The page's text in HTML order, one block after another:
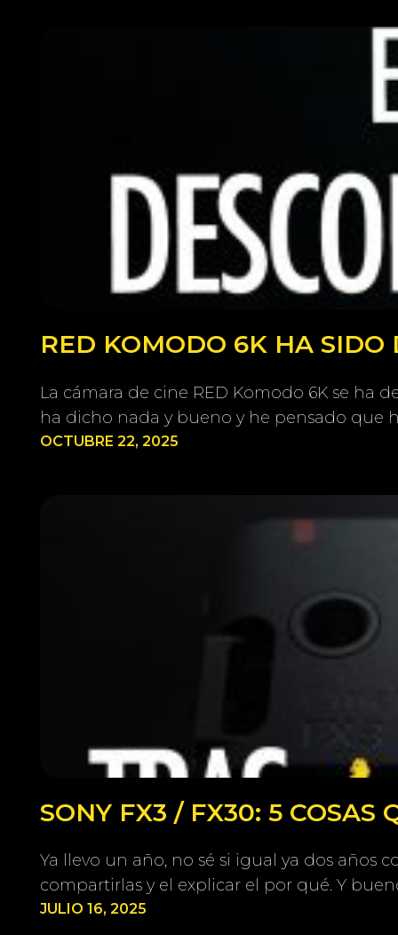
RED KOMODO 6K HA SIDO
La cámara de cine RED Komodo 6K se ha
ha dicho nada y bueno y he pensado que
OCTUBRE 22, 2025
SONY FX3 / FX30: 5 COSAS
Ya llevo un año, no sé si igual ya dos años
compartirlas y el explicar el por qué. Y
JULIO 16, 2025